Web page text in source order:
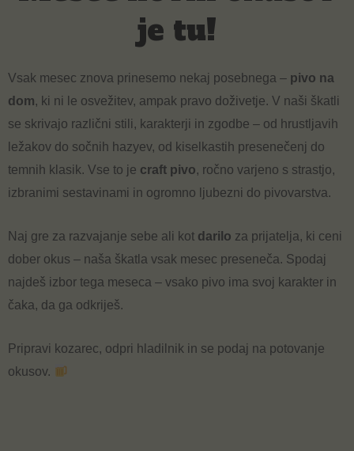
je tu!
Vsak mesec znova prinesemo nekaj posebnega – pivo na
dom, ki ni le osvežitev, ampak pravo doživetje. V naši škatli
se skrivajo različni stili, karakterji in zgodbe – od hrustljavih
ležakov do sočnih hazyev, od kiselkastih presenečenj do
temnih klasik. Vse to je craft pivo, ročno varjeno s strastjo,
izbranimi sestavinami in ogromno ljubezni do pivovarstva.
Naj gre za razvajanje sebe ali kot darilo za prijatelja, ki ceni
dober okus – naša škatla vsak mesec preseneča. Spodaj
najdeš izbor tega meseca – vsako pivo ima svoj karakter in
čaka, da ga odkriješ.
Pripravi kozarec, odpri hladilnik in se podaj na potovanje
okusov.